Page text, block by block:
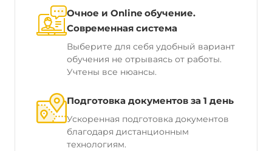
Очное и Online обучение.
Современная система
Выберите для себя удобный вариант
обучения не отрываясь от работы.
Учтены все нюансы.
Подготовка документов за 1 день
Ускоренная подготовка документов
благодаря дистанционным
технологиям.